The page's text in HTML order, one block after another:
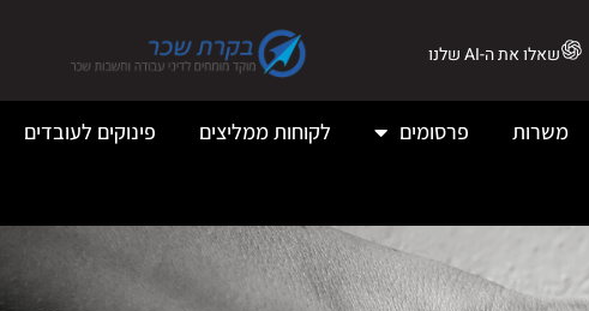
שאלו את ה-AI שלנו
משרות פרסומים לקוחות ממליצים פינוקים לעובדים